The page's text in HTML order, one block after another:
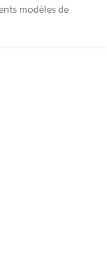
modèles de